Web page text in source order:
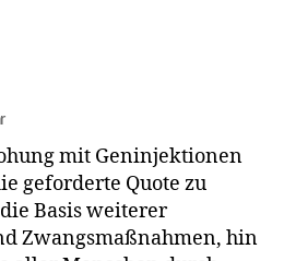
mit Geninjektionen
geforderte Quote zu
Basis weiterer
Zwangsmaßnahmen, hin